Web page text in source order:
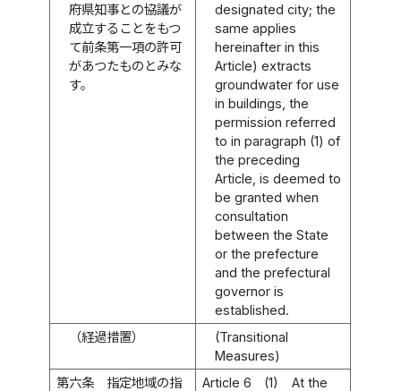
府県知事との協議が
成立することをもつ
て前条第一項の許可
があつたものとみな
す。
designated city; the
same applies
hereinafter in this
Article) extracts
groundwater for use
in buildings, the
permission referred
to in paragraph (1) of
the preceding
Article, is deemed to
be granted when
consultation
between the State
or the prefecture
and the prefectural
governor is
established.
（経過措置）
(Transitional
Measures)
第六条
指定地域の指
Article 6 (1)
At the